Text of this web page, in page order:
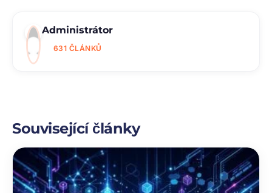
Administrátor
631 ČLÁNKŮ
Související články